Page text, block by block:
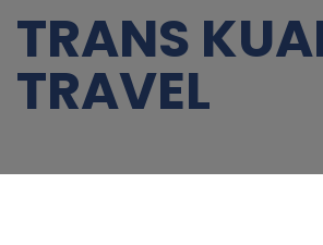
TRANS
TRAVEL